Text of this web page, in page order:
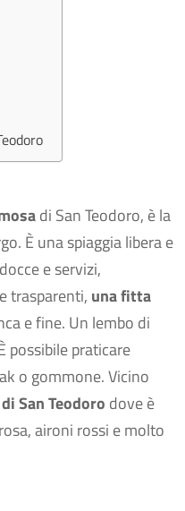
di San Teodoro, è la
È una spiaggia libera e
e servizi,
trasparenti, una fitta
e fine. Un lembo di
possibile praticare
o gommone. Vicino
San Teodoro dove è
aironi rossi e molto